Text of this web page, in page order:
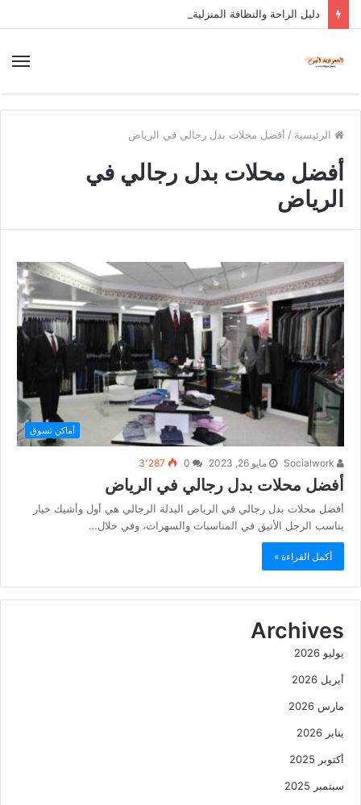
دليل الراحة والنظافة المنزلية
الرئيسية / أفضل محلات بدل رجالي في الرياض
أفضل محلات بدل رجالي في
الرياض
أماكن تسوق
مايو 26, 2023 3٬287
أفضل محلات بدل رجالي في الرياض
أفضل محلات بدل رجالي في الرياض البدلة الرجالي هي أول وأشيك خيار
يناسب الرجل الأنيق في المناسبات والسهرات، وفي خلال…
أكمل القراءة »
Archives
يوليو 2026
أبريل 2026
مارس 2026
يناير 2026
أكتوبر 2025
سبتمبر 2025